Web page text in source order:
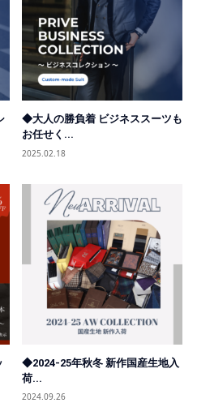
◆大人の勝負着 ビジネススーツも
お任せく...
2025.02.18
◆2024-25年秋冬 新作国産生地入
荷...
2024.09.26